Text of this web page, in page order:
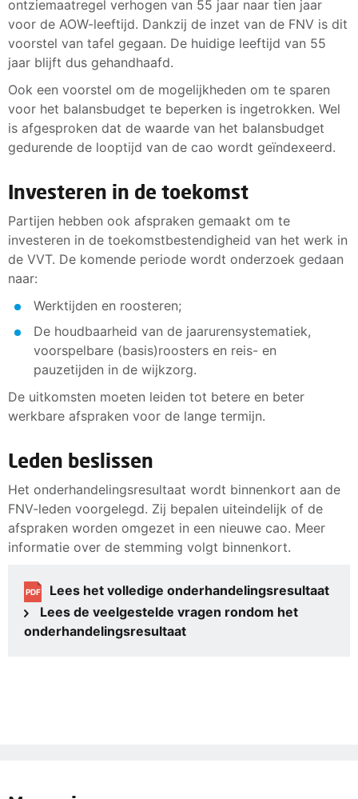
ontziemaatregel verhogen van 55 jaar naar tien jaar
voor de AOW-leeftijd. Dankzij de inzet van de FNV is dit
voorstel van tafel gegaan. De huidige leeftijd van 55
jaar blijft dus gehandhaafd.
Ook een voorstel om de mogelijkheden om te sparen
voor het balansbudget te beperken is ingetrokken. Wel
is afgesproken dat de waarde van het balansbudget
gedurende de looptijd van de cao wordt geïndexeerd.
Investeren in de toekomst
Partijen hebben ook afspraken gemaakt om te
investeren in de toekomstbestendigheid van het werk in
de VVT. De komende periode wordt onderzoek gedaan
naar:
Werktijden en roosteren;
De houdbaarheid van de jaarurensystematiek,
voorspelbare (basis)roosters en reis- en
pauzetijden in de wijkzorg.
De uitkomsten moeten leiden tot betere en beter
werkbare afspraken voor de lange termijn.
Leden beslissen
Het onderhandelingsresultaat wordt binnenkort aan de
FNV-leden voorgelegd. Zij bepalen uiteindelijk of de
afspraken worden omgezet in een nieuwe cao. Meer
informatie over de stemming volgt binnenkort.
PDF
Lees het volledige onderhandelingsresultaat
Lees de veelgestelde vragen rondom het
onderhandelingsresultaat